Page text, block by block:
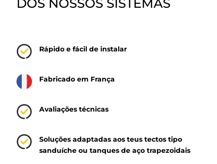
DOS NOSSOS SISTEMAS
Rápido e fácil de instalar
Fabricado em França
Avaliações técnicas
Soluções adaptadas aos teus tectos tipo
sanduíche ou tanques de aço trapezoidais